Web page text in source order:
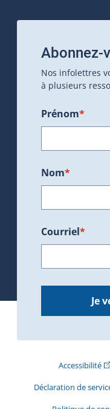
Abonnez-
Nos infolettres
à plusieurs
Prénom*
Nom*
Courriel*
Je
Accessibilité
Déclaration de